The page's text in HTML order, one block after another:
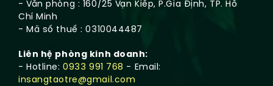
- Văn phòng : 160/25 Vạn Kiếp, P.Gia Định, TP. Hồ
Chí Minh
- Mã số thuế : 0310044487
Liên hệ phòng kinh doanh:
- Hotline:0933 991 768 - Email:
insangtaotre@gmail.com